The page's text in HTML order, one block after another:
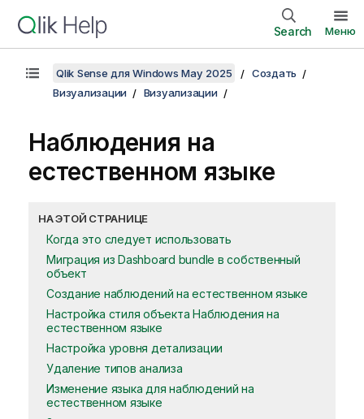
Search Меню
Qlik Sense для Windows May 2025
Создать
Визуализации
Визуализации
Наблюдения на
естественном языке
НА ЭТОЙ СТРАНИЦЕ
Когда это следует использовать
Миграция из Dashboard bundle в собственный
объект
Создание наблюдений на естественном языке
Настройка стиля объекта Наблюдения на
естественном языке
Настройка уровня детализации
Удаление типов анализа
Изменение языка для наблюдений на
естественном языке